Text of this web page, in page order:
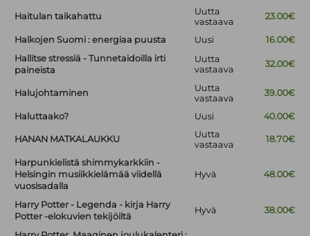
Haitulan taikahattu
Uutta
vastaava
23.00€
Halkojen Suomi : energiaa puusta Uusi
16.00€
Hallitse stressiä - Tunnetaidoilla irti
paineista
Uutta
vastaava
32.00€
Halujohtaminen
Uutta
vastaava
39.00€
Haluttaako? Uusi 40.00€
HANAN MATKALAUKKU
Uutta
vastaava
18.70€
Harpunkielistä shimmykarkkiin -
Helsingin musiikkielämää viidellä
vuosisadalla
Hyvä 48.00€
Harry Potter - Legenda - kirja Harry
Potter -elokuvien tekijöiltä
Hyvä 38.00€